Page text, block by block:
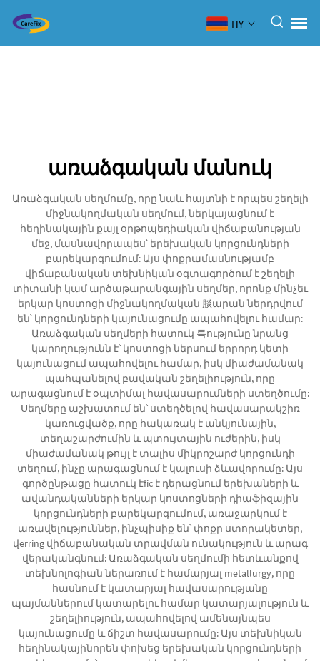
HY
առաձգական մանուկ
Առաձգական սեղմումը, որը նաև հայտնի է որպես շեղելի
միջնակողմական սեղմում, ներկայացնում է
հեղինակային քայլ օրթոպեդիական վիճաբանության
մեջ, մասնավորապես՝ երեխական կորցունդների
բարեկարգումում: Այս փոքրամասնությամբ
վիճաբանական տեխնիկան օգտագործում է շեղելի
տիտանի կամ արծաթարանգային սեղմեր, որոնք մինչեւ
երկար կոստոցի միջնակողմական 腅արան ներդրվում
են՝ կորցունդների կայունացումը ապահովելու համար:
Առաձգական սեղմերի հատուկ 특ությունը նրանց
կարողությունն է՝ կոստոցի ներսում երրորդ կետի
կայունացում ապահովելու համար, իսկ միաժամանակ
պահպանելով բավական շեղելիություն, որը
արագացնում է օպտիմալ հավասարումների ստեղծումը:
Սեղմերը աշխատում են՝ ստեղծելով հավասարակշիռ
կառուցվածք, որը հակառակ է անկյունային,
տեղաշարժումին և պտույտային ուժերին, իսկ
միաժամանակ թույլ է տալիս միկրոշարժ կորցունդի
տեղում, ինչը արագացնում է կալուսի ձևավորումը: Այս
գործընթացը հատուկ էfic է դերացնում երեխաների և
ավանդականների երկար կոստոցների դիաֆիզային
կորցունդների բարեկարգումում, առաջարկում է
առավելություններ, ինչպիսիք են՝ փոքր ստորակետեր,
վerring վիճաբանական տրավման ունակություն և արագ
վերականգնում: Առաձգական սեղմումի հետևանքով
տեխնոլոգիան ներառում է համարյալ metallurgy, որը
հասնում է կատարյալ հավասարությանը
պայմաններում կատարելու համար կատարյալություն և
շեղելիություն, ապահովելով ամենայնպես
կայունացումը և ճիշտ հավասարումը: Այս տեխնիկան
հեղինակայինորեն փոխեց երեխական կորցունդների